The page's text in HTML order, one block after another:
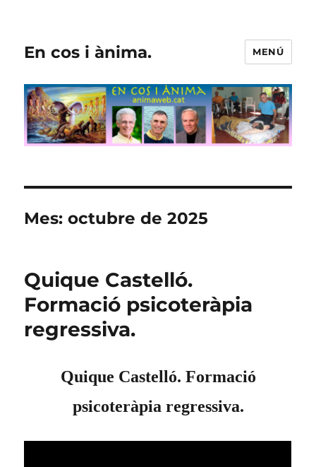
En cos i ànima. MENÚ
Mes:octubre de 2025
Quique Castelló.
Formació psicoteràpia
regressiva.
Quique Castelló. Formació
psicoteràpia regressiva.